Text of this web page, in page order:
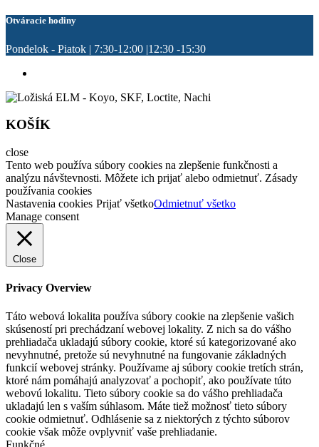
Otváracie hodiny
Pondelok - Piatok | 7:30-12:00 |12:30 -15:30
KOŠÍK
close
Tento web používa súbory cookies na zlepšenie funkčnosti a
analýzu návštevnosti. Môžete ich prijať alebo odmietnuť. Zásady
používania cookies
Nastavenia cookies Prijať všetkoOdmietnuť všetko
Manage consent
Close
Privacy Overview
Táto webová lokalita používa súbory cookie na zlepšenie vašich
skúseností pri prechádzaní webovej lokality. Z nich sa do vášho
prehliadača ukladajú súbory cookie, ktoré sú kategorizované ako
nevyhnutné, pretože sú nevyhnutné na fungovanie základných
funkcií webovej stránky. Používame aj súbory cookie tretích strán,
ktoré nám pomáhajú analyzovať a pochopiť, ako používate túto
webovú lokalitu. Tieto súbory cookie sa do vášho prehliadača
ukladajú len s vaším súhlasom. Máte tiež možnosť tieto súbory
cookie odmietnuť. Odhlásenie sa z niektorých z týchto súborov
cookie však môže ovplyvniť vaše prehliadanie.
Funkčné